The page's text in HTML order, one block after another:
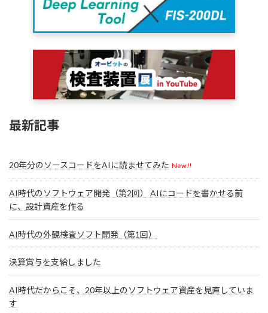
最新記事
20年分のソースコードをAIに読ませてみた New!!
AI時代のソフトウェア開発（第2回） AIにコードを書かせる前
に、設計資産を作る
AI時代の外観検査ソフト開発（第1回）
決算賞与を支給しました
AI時代だからこそ、20年以上のソフトウェア資産を見直していま
す